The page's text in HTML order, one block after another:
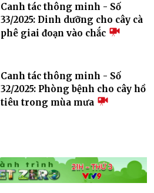
Canh tác thông minh - Số
33/2025: Dinh dưỡng cho cây cà
phê giai đoạn vào chắc
Canh tác thông minh - Số
32/2025: Phòng bệnh cho cây hồ
tiêu trong mùa mưa